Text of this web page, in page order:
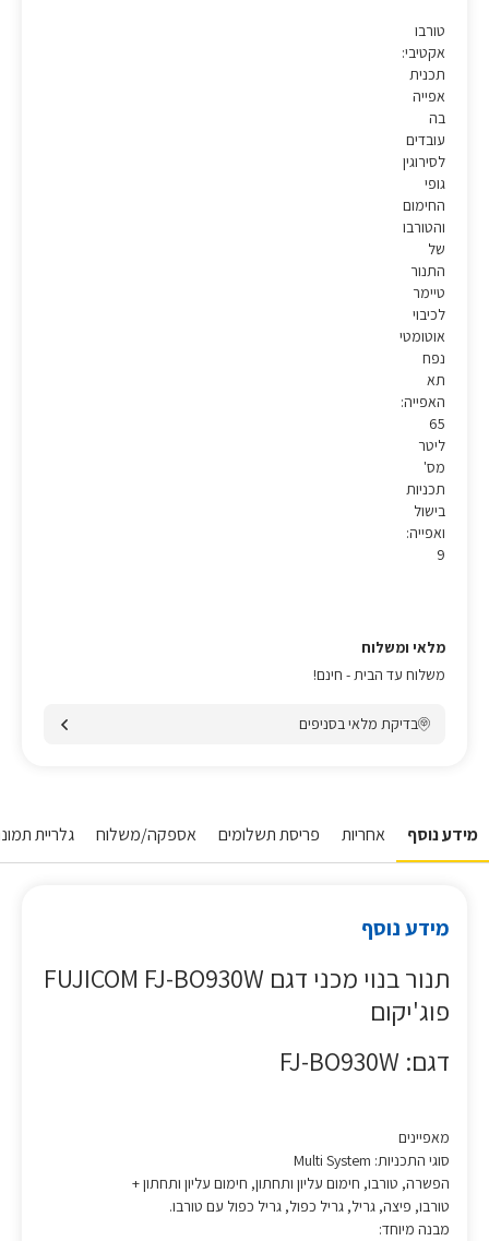
טורבו
אקטיבי:
תכנית
אפייה
בה
עובדים
לסירוגין
גופי
החימום
והטורבו
של
התנור
טיימר
לכיבוי
אוטומטי
נפח
תא
האפייה:
65
ליטר
מס'
תכניות
בישול
ואפייה:
9
מלאי ומשלוח
משלוח עד הבית - חינם!
בדיקת מלאי בסניפים
מידע נוסף אחריות פריסת תשלומים אספקה/משלוח גלריית
מידע נוסף
תנור בנוי מכני דגם FUJICOM FJ-BO930W
פוג'יקום
דגם: FJ-BO930W
מאפיינים
סוגי התכניות: Multi System
הפשרה, טורבו, חימום עליון ותחתון, חימום עליון ותחתון +
טורבו, פיצה, גריל, גריל כפול, גריל כפול עם טורבו.
מבנה מיוחד: